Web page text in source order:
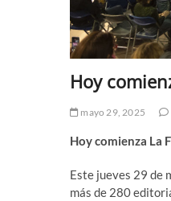
Hoy
mayo 29, 2025
Hoy comienza La
Este jueves 29 de
más de 280